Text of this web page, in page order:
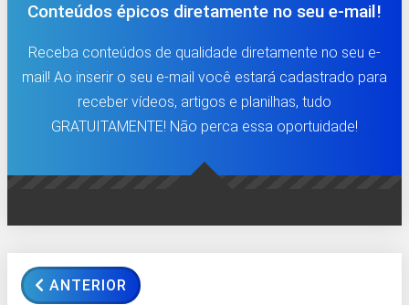
Conteúdos épicos diretamente no seu e-mail!
Receba conteúdos de qualidade diretamente no seu e-
mail! Ao inserir o seu e-mail você estará cadastrado para
receber vídeos, artigos e planilhas, tudo
GRATUITAMENTE! Não perca essa oportuidade!
ANTERIOR